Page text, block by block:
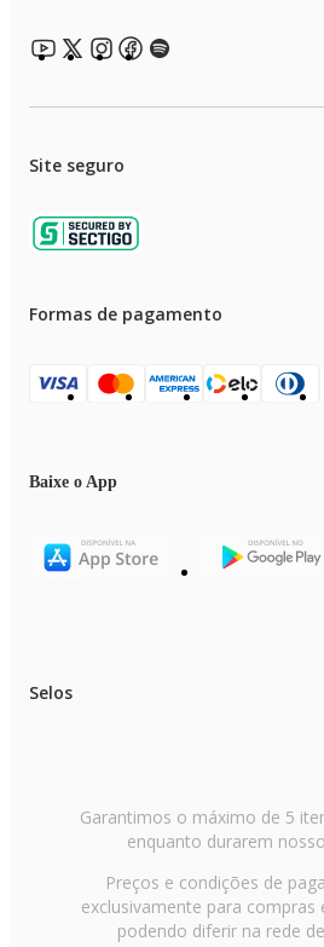
Site seguro
Formas de pagamento
Baixe o App
Selos
Garantimos o máximo de 5
enquanto durarem
Preços e condições de
exclusivamente para compras
podendo diferir na rede